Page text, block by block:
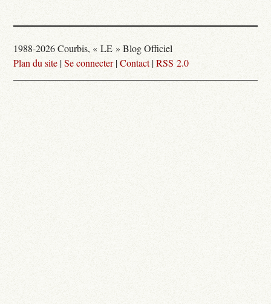
1988-2026 Courbis, « LE » Blog Officiel
Plan du site |Se connecter|Contact|RSS 2.0